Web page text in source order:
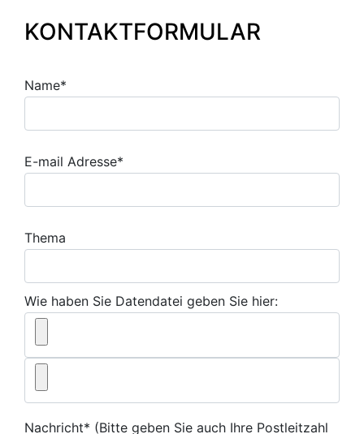
KONTAKTFORMULAR
Name*
E-mail Adresse*
Thema
Wie haben Sie Datendatei geben Sie hier:
Nachricht* (Bitte geben Sie auch Ihre Postleitzahl